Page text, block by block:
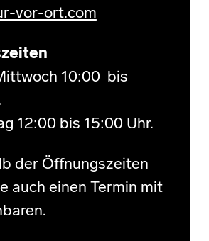
vor-ort.com
10:00 bis
12:00 bis 15:00 Uhr.
der Öffnungszeiten
auch einen Termin mit